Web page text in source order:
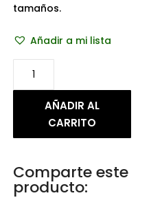
tamaños.
Añadir a mi lista
Guitarra
cantidad
AÑADIR AL
CARRITO
Comparte este
producto: